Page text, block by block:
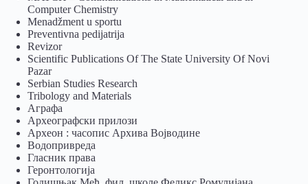
Computer Chemistry
Menadžment u sportu
Preventivna pedijatrija
Revizor
Scientific Publications Of The State University Of Novi
Pazar
Serbian Studies Research
Tribology and Materials
Аграфа
Археографски прилози
Археон : часопис Архива Војводине
Водопривреда
Гласник права
Геронтологија